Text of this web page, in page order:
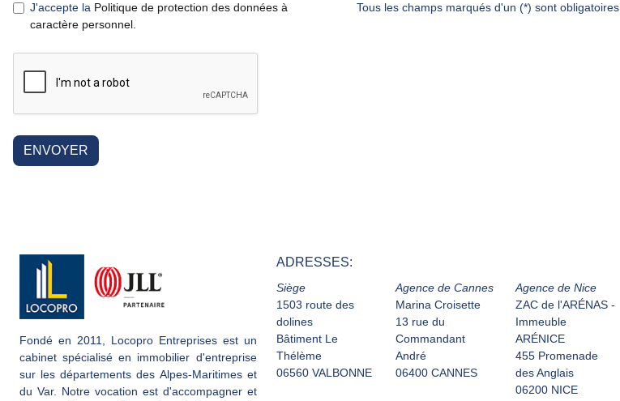
J'accepte la Politique de protection des données à
caractère personnel.
ENVOYER
Tous les champs marqués d'un (*) sont obligatoires.
Fondé en 2011, Locopro Entreprises est un
cabinet spécialisé en immobilier d'entreprise
sur les départements des Alpes-Maritimes et
du Var. Notre vocation est d'accompagner et
ADRESSES:
Siège
1503 route des
dolines
Bâtiment Le
Thélème
06560 VALBONNE
Agence de Cannes
Marina Croisette
13 rue du
Commandant
André
06400 CANNES
Agence de Nice
ZAC de l'ARÉNAS -
Immeuble
ARÉNICE
455 Promenade
des Anglais
06200 NICE